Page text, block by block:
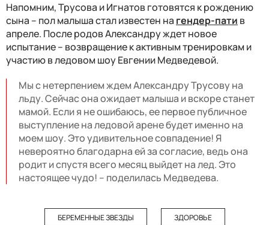
Напомним, Трусова и Игнатов готовятся к рождению
сына – пол малыша стал известен на гендер-пати в
апреле. После родов Александру ждет новое
испытание – возвращение к активным тренировкам и
участию в ледовом шоу Евгении Медведевой.
Мы с нетерпением ждем Александру Трусову на
льду. Сейчас она ожидает малыша и вскоре станет
мамой. Если я не ошибаюсь, ее первое публичное
выступление на ледовой арене будет именно на
моем шоу. Это удивительное совпадение! Я
невероятно благодарна ей за согласие, ведь она
родит и спустя всего месяц выйдет на лед. Это
настоящее чудо! – поделилась Медведева.
БЕРЕМЕННЫЕ ЗВЕЗДЫ ЗДОРОВЬЕ